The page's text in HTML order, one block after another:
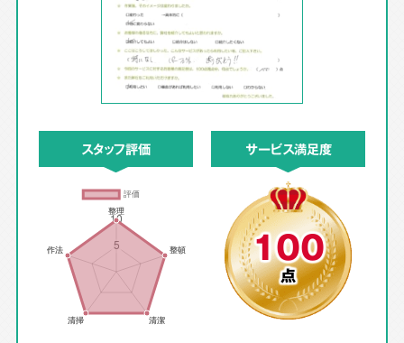
スタッフ評価 サービス満足度
100
点